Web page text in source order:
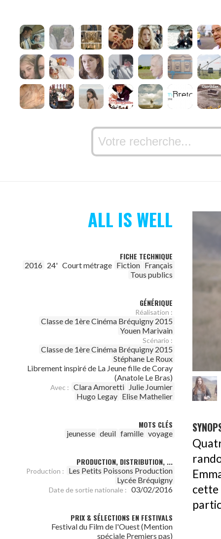
ALL IS WELL
FICHE TECHNIQUE
2016 24' Court métrage Fiction Français
Tous publics
GÉNÉRIQUE
Réalisation :
Classe de 1ère Cinéma Bréquigny 2015
Youen Marivain
Scénario :
Classe de 1ère Cinéma Bréquigny 2015
Stéphane Le Roux
Librement inspiré de La Jeune fille de Coray
(Anatole Le Bras)
Avec : Clara Amoretti Julie Joumier
Hugo Legay Elise Mathelier
MOTS CLÉS
jeunesse deuil famille voyage
PRODUCTION, DISTRIBUTION, ...
Production :
Les Petits Poissons Production
Lycée Bréquigny
Date de sortie nationale : 03/02/2016
PRIX & SÉLECTIONS EN FESTIVALS
Festival du Film de l'Ouest (Mention
spéciale Premiers pas)